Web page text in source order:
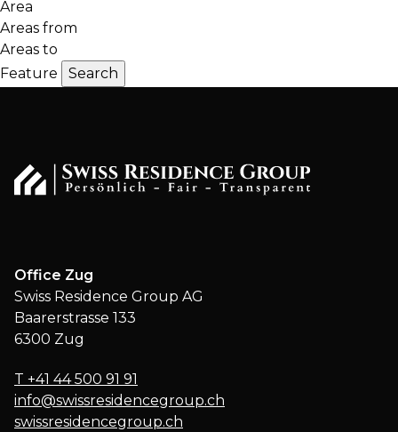
Area
Areas from
Areas to
Feature
Office Zug
Swiss Residence Group AG
Baarerstrasse 133
6300 Zug
T +41 44 500 91 91
info@swissresidencegroup.ch
swissresidencegroup.ch